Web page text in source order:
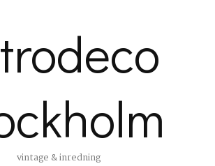
vintage & inredning